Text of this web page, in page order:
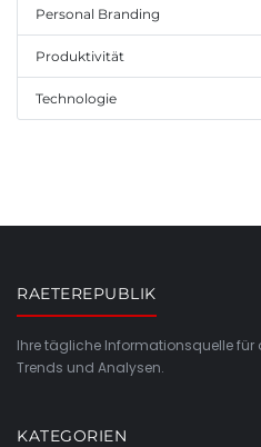
Personal Branding
Produktivität
Technologie
RAETEREPUBLIK
Ihre tägliche Informationsquelle für
Trends und Analysen.
KATEGORIEN